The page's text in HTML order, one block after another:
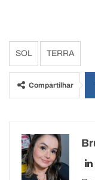
SOL TERRA
Compartilhar